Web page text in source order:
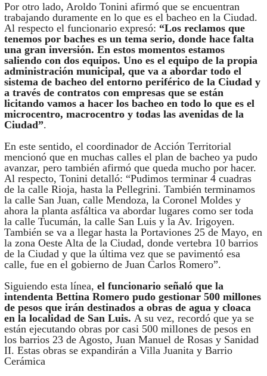
Por otro lado, Aroldo Tonini afirmó que se encuentran
trabajando duramente en lo que es el bacheo en la Ciudad.
Al respecto el funcionario expresó: “Los reclamos que
tenemos por baches es un tema serio, donde hace falta
una gran inversión. En estos momentos estamos
saliendo con dos equipos. Uno es el equipo de la propia
administración municipal, que va a abordar todo el
sistema de bacheo del entorno periférico de la Ciudad y
a través de contratos con empresas que se están
licitando vamos a hacer los bacheo en todo lo que es el
microcentro, macrocentro y todas las avenidas de la
Ciudad”.
En este sentido, el coordinador de Acción Territorial
mencionó que en muchas calles el plan de bacheo ya pudo
avanzar, pero también afirmó que queda mucho por hacer.
Al respecto, Tonini detalló: “Pudimos terminar 4 cuadras
de la calle Rioja, hasta la Pellegrini. También terminamos
la calle San Juan, calle Mendoza, la Coronel Moldes y
ahora la planta asfáltica va abordar lugares como ser toda
la calle Tucumán, la calle San Luis y la Av. Irigoyen.
También se va a llegar hasta la Portaviones 25 de Mayo, en
la zona Oeste Alta de la Ciudad, donde vertebra 10 barrios
de la Ciudad y que la última vez que se pavimentó esa
calle, fue en el gobierno de Juan Carlos Romero”.
Siguiendo esta línea, el funcionario señaló que la
intendenta Bettina Romero pudo gestionar 500 millones
de pesos que irán destinados a obras de agua y cloaca
en la localidad de San Luis. A su vez, recordó que ya se
están ejecutando obras por casi 500 millones de pesos en
los barrios 23 de Agosto, Juan Manuel de Rosas y Sanidad
II. Estas obras se expandirán a Villa Juanita y Barrio
Cerámica